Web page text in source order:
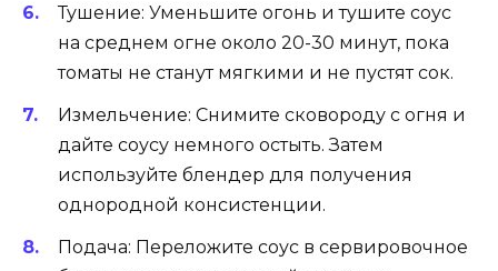
Тушение: Уменьшите огонь и тушите соус
на среднем огне около 20-30 минут, пока
томаты не станут мягкими и не пустят сок.
Измельчение: Снимите сковороду с огня и
дайте соусу немного остыть. Затем
используйте блендер для получения
однородной консистенции.
Подача: Переложите соус в сервировочное